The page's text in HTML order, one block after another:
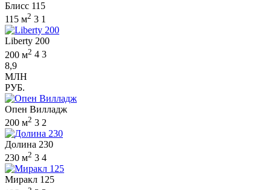
Блисс 115
115 м2 3 1
Liberty 200
200 м2 4 3
8,9
МЛН
РУБ.
Опен Вилладж
200 м2 3 2
Долина 230
230 м2 3 4
Миракл 125